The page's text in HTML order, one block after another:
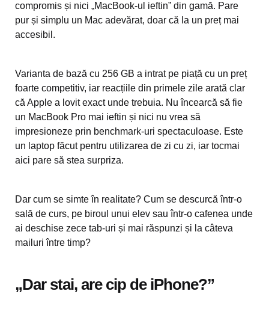
compromis și nici „MacBook-ul ieftin” din gamă. Pare
pur și simplu un Mac adevărat, doar că la un preț mai
accesibil.
Varianta de bază cu 256 GB a intrat pe piață cu un preț
foarte competitiv, iar reacțiile din primele zile arată clar
că Apple a lovit exact unde trebuia. Nu încearcă să fie
un MacBook Pro mai ieftin și nici nu vrea să
impresioneze prin benchmark-uri spectaculoase. Este
un laptop făcut pentru utilizarea de zi cu zi, iar tocmai
aici pare să stea surpriza.
Dar cum se simte în realitate? Cum se descurcă într-o
sală de curs, pe biroul unui elev sau într-o cafenea unde
ai deschise zece tab-uri și mai răspunzi și la câteva
mailuri între timp?
„Dar stai, are cip de iPhone?”